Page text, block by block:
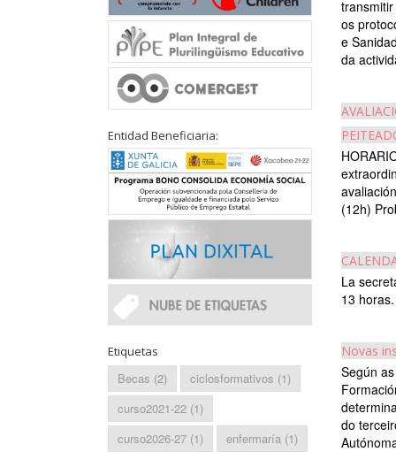
os
e
da
(12h)
La
13
Novas
Según
do
Entidad Beneficiaria:
Etiquetas
Becas (2) ciclosformativos (1)
curso2021-22 (1)
curso2026-27 (1) enfermaría (1)